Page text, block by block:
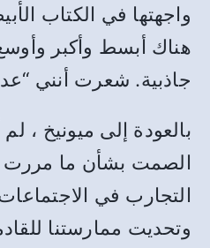
واجهتها في الكتاب
هناك أبسط وأكبر
جاذبية. شعرت أنني
بالعودة إلى ميونيخ ،
الصمت بشأن ما مررت
التجارب في
وتحديت ممارستنا